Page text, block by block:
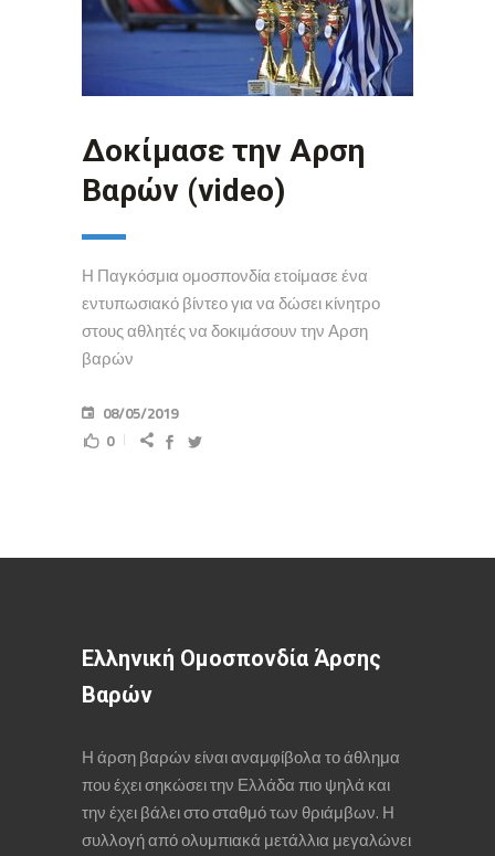
Δοκίμασε την Αρση
Βαρών (video)
Η Παγκόσμια ομοσπονδία ετοίμασε ένα
εντυπωσιακό βίντεο για να δώσει κίνητρο
στους αθλητές να δοκιμάσουν την Αρση
βαρών
08/05/2019
0
Ελληνική Ομοσπονδία Άρσης
Βαρών
Η άρση βαρών είναι αναμφίβολα το άθλημα
που έχει σηκώσει την Ελλάδα πιο ψηλά και
την έχει βάλει στο σταθμό των θριάμβων. Η
συλλογή από ολυμπιακά μετάλλια μεγαλώνει